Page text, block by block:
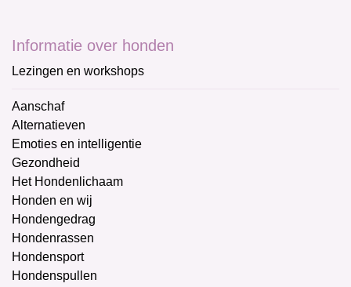
Informatie over honden
Lezingen en workshops
Aanschaf
Alternatieven
Emoties en intelligentie
Gezondheid
Het Hondenlichaam
Honden en wij
Hondengedrag
Hondenrassen
Hondensport
Hondenspullen